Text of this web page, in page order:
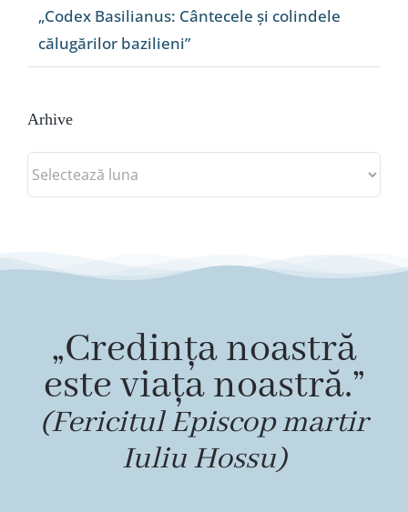
„Codex Basilianus: Cântecele și colindele
călugărilor bazilieni”
Arhive
Arhive
„Credința noastră
este viața noastră.”
(Fericitul Episcop martir
Iuliu Hossu)